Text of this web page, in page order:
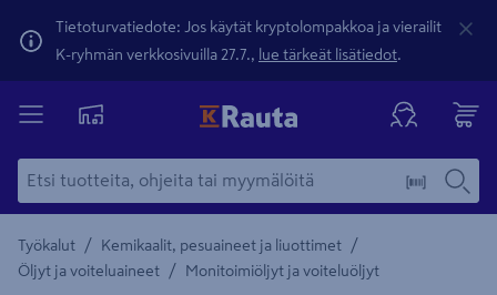
Tietoturvatiedote: Jos käytät kryptolompakkoa ja vierailit
K-ryhmän verkkosivuilla 27.7., lue tärkeät lisätiedot.
Työkalut / Kemikaalit, pesuaineet ja liuottimet /
Öljyt ja voiteluaineet / Monitoimiöljyt ja voiteluöljyt